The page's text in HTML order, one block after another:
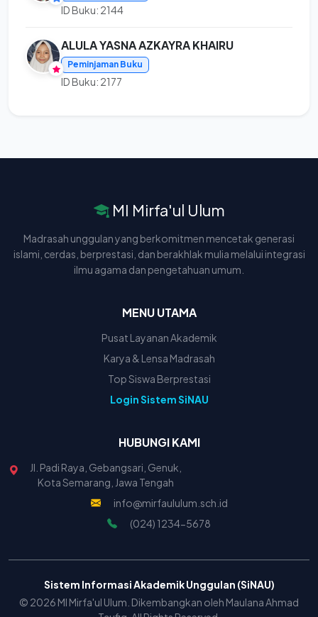
ID Buku: 2144
ALULA YASNA AZKAYRA KHAIRU
Peminjaman Buku
ID Buku: 2177
MI Mirfa'ul Ulum
Madrasah unggulan yang berkomitmen mencetak generasi
islami, cerdas, berprestasi, dan berakhlak mulia melalui integrasi
ilmu agama dan pengetahuan umum.
MENU UTAMA
Pusat Layanan Akademik
Karya & Lensa Madrasah
Top Siswa Berprestasi
Login Sistem SiNAU
HUBUNGI KAMI
Jl. Padi Raya, Gebangsari, Genuk,
Kota Semarang, Jawa Tengah
info@mirfaululum.sch.id
(024) 1234-5678
Sistem Informasi Akademik Unggulan (SiNAU)
© 2026 MI Mirfa'ul Ulum. Dikembangkan oleh Maulana Ahmad